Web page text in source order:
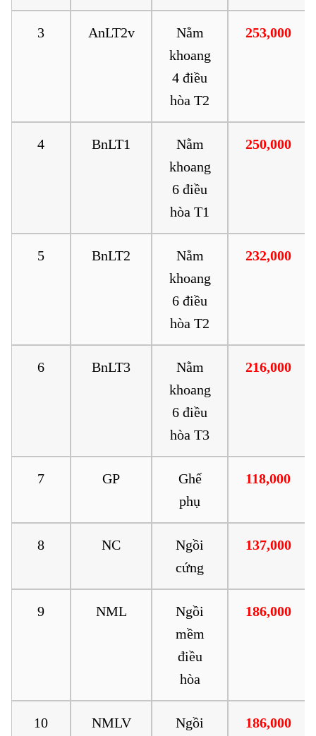
3 AnLT2v
Nằm
khoang
4 điều
hòa T2
253,000
4 BnLT1
Nằm
khoang
6 điều
hòa T1
250,000
5 BnLT2
Nằm
khoang
6 điều
hòa T2
232,000
6 BnLT3
Nằm
khoang
6 điều
hòa T3
216,000
7 GP
Ghế
phụ
118,000
8 NC
Ngồi
cứng
137,000
9 NML
Ngồi
mềm
điều
hòa
186,000
10 NMLV
Ngồi
186,000